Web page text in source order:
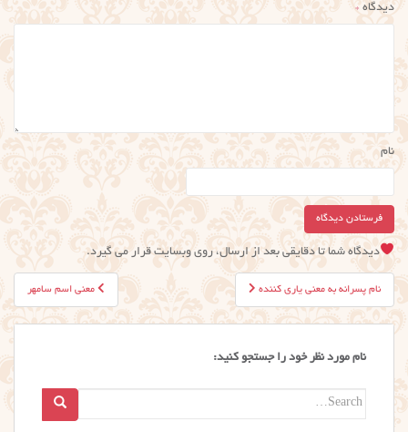
دیدگاه *
نام
دیدگاه شما تا دقایقی بعد از ارسال، روی وبسایت قرار می گیرد.
راهبری
نوشته
معنی اسم سامهر نام پسرانه به معنی یاری کننده
نام مورد نظر خود را جستجو کنید:
Search